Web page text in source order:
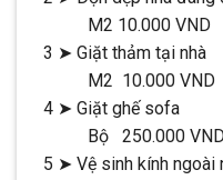
M2 10.000 VND
3 ➤ Giặt
M2 10.000 VND
4 ➤
Bộ 250.000 VND
5 ➤ Vệ sinh